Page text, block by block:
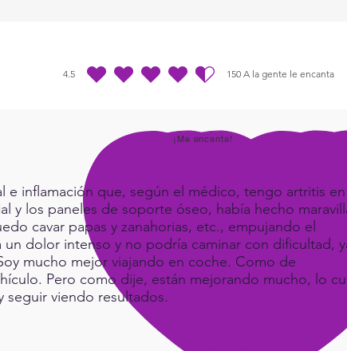
4.5 150 A la gente le encanta
la calificación promedio es 4.5 de 5, basada en 150 votos, A la
¡Me encanta!
inflamación que, según el médico, tengo artritis en
y los paneles de soporte óseo, había hecho
cavar papas y zanahorias, etc., empujando el
dolor intenso y no podría caminar con dificultad,
mucho mejor viajando en coche. Como de
Pero como dije, están mejorando mucho, lo
seguir viendo resultados.